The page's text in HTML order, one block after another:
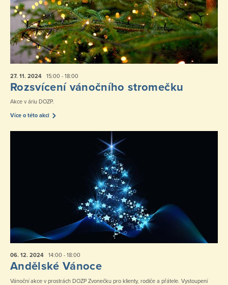
27. 11. 2024 15:00 - 18:00
Rozsvícení vánočního stromečku
Akce v áriu DOZP.
Více o této akci
06. 12. 2024 14:00 - 18:00
Andělské Vánoce
Vánoční akce v prostrách DOZP Zvonečku pro klienty, rodiče a přátele. Vystoupení